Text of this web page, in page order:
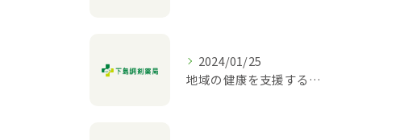
2024/01/25
地域の健康を支援する薬局｜栄養相談や介護相談も対応